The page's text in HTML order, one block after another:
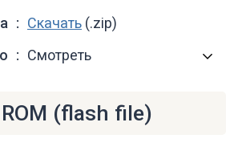
Скачать (.zip)
Смотреть
(flash file)